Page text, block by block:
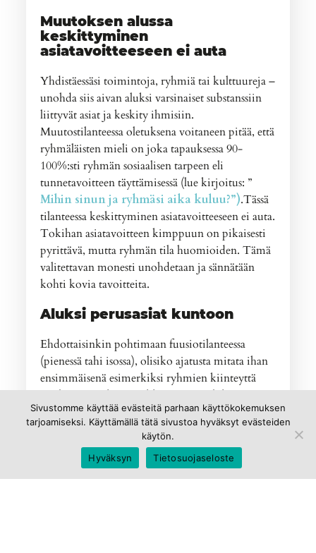
Muutoksen alussa
keskittyminen
asiatavoitteeseen ei auta
Yhdistäessäsi toimintoja, ryhmiä tai kulttuureja –
unohda siis aivan aluksi varsinaiset substanssiin
liittyvät asiat ja keskity ihmisiin.
Muutostilanteessa oletuksena voitaneen pitää, että
ryhmäläisten mieli on joka tapauksessa 90-
100%:sti ryhmän sosiaalisen tarpeen eli
tunnetavoitteen täyttämisessä (lue kirjoitus: ”
Mihin sinun ja ryhmäsi aika kuluu?”).Tässä
tilanteessa keskittyminen asiatavoitteeseen ei auta.
Tokihan asiatavoitteen kimppuun on pikaisesti
pyrittävä, mutta ryhmän tila huomioiden. Tämä
valitettavan monesti unohdetaan ja sännätään
kohti kovia tavoitteita.
Aluksi perusasiat kuntoon
Ehdottaisinkin pohtimaan fuusiotilanteessa
(pienessä tahi isossa), olisiko ajatusta mitata ihan
ensimmäisenä esimerkiksi ryhmien kiinteyttä
mieluummin kuin vaikkapa myyntilukuja,
laskutusta tai tehokkuutta? Tällöin keskeisiä
kysymyksiä voisivat olla: Viihdytkö ryhmässäsi,
onko tämä ryhmä sinulle tärkeä tai kuinka
yhtenäisiä olette tehtävän suorittamisessa? Sitten
kun nämä perusasiat ovat kunnossa ja ryhmä
Sivustomme käyttää evästeitä parhaan käyttökokemuksen
tarjoamiseksi. Käyttämällä tätä sivustoa hyväksyt evästeiden
käytön.
Hyväksyn
Tietosuojaseloste